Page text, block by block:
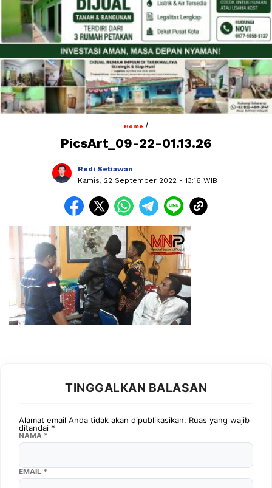
Home /
PicsArt_09-22-01.13.26
Redi Setiawan
Kamis, 22 September 2022 - 13:16 WIB
TINGGALKAN BALASAN
Alamat email Anda tidak akan dipublikasikan. Ruas yang wajib
ditandai *
NAMA *
EMAIL *